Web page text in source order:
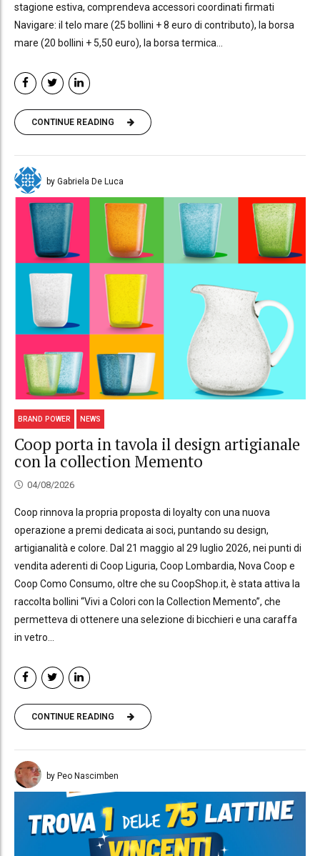
stagione estiva, comprendeva accessori coordinati firmati
Navigare: il telo mare (25 bollini + 8 euro di contributo), la borsa
mare (20 bollini + 5,50 euro), la borsa termica...
CONTINUE READING
by Gabriela De Luca
BRAND POWER NEWS
Coop porta in tavola il design artigianale
con la collection Memento
04/08/2026
Coop rinnova la propria proposta di loyalty con una nuova
operazione a premi dedicata ai soci, puntando su design,
artigianalità e colore. Dal 21 maggio al 29 luglio 2026, nei punti di
vendita aderenti di Coop Liguria, Coop Lombardia, Nova Coop e
Coop Como Consumo, oltre che su CoopShop.it, è stata attiva la
raccolta bollini “Vivi a Colori con la Collection Memento”, che
permetteva di ottenere una selezione di bicchieri e una caraffa
in vetro...
CONTINUE READING
by Peo Nascimben